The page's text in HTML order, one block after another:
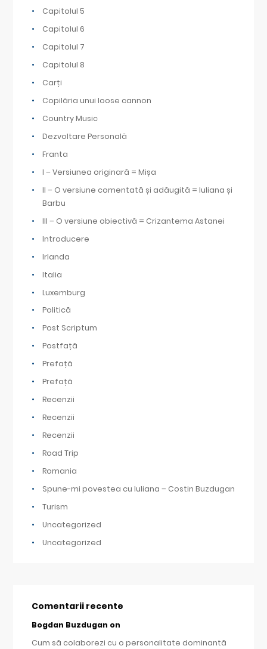
Capitolul 5
Capitolul 6
Capitolul 7
Capitolul 8
Carți
Copilăria unui loose cannon
Country Music
Dezvoltare Personală
Franta
I – Versiunea originară = Mișa
II – O versiune comentată și adăugită = Iuliana și
Barbu
III – O versiune obiectivă = Crizantema Astanei
Introducere
Irlanda
Italia
Luxemburg
Politică
Post Scriptum
Postfață
Prefață
Prefață
Recenzii
Recenzii
Recenzii
Road Trip
Romania
Spune-mi povestea cu Iuliana – Costin Buzdugan
Turism
Uncategorized
Uncategorized
Comentarii recente
Bogdan Buzdugan on
Cum să colaborezi cu o personalitate dominantă